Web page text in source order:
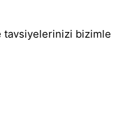
bizimle